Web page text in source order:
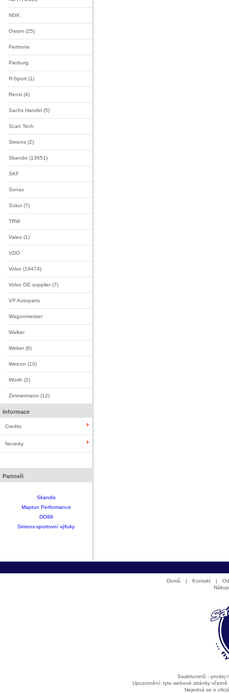
NGK
Osram (25)
Pertronix
Pierburg
R-Sport (1)
Rensi (4)
Sachs Handel (5)
Scan Tech
Simons (2)
Skandix (13651)
SKF
Sonax
Sulux (7)
TRW
Valeo (1)
VDO
Volvo (19474)
Volvo OE supplier (7)
VP Autoparts
Wagonmeister
Walker
Weber (6)
Weicon (10)
Würth (2)
Zimmermann (12)
Informace
Credits
Novinky
Partneři
Skandix
Maptun Performance
DO88
Simons-sportovní výfuky
Domů | Kontakt |
SaabtuninG - prodej
Upozornění: tyto webové stránky
Nejedná se o